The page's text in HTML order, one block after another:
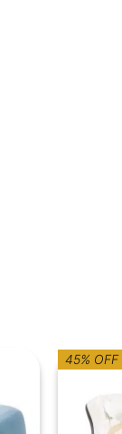
45% OFF